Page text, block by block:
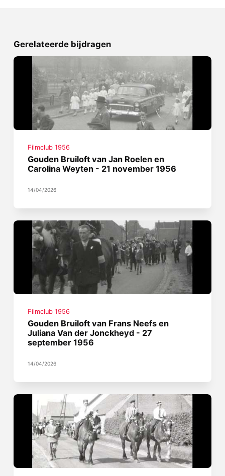
Gerelateerde bijdragen
Filmclub 1956
Gouden Bruiloft van Jan Roelen en
Carolina Weyten - 21 november 1956
14/04/2026
Filmclub 1956
Gouden Bruiloft van Frans Neefs en
Juliana Van der Jonckheyd - 27
september 1956
14/04/2026